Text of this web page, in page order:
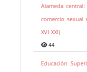
Alameda
comercio sexual
XVI-XXI)
44
Educación